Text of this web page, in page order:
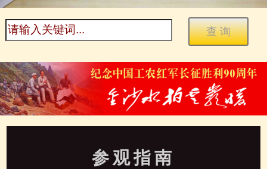
参观指南